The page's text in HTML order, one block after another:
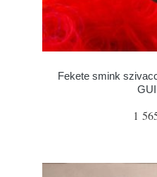
Fekete smink
1